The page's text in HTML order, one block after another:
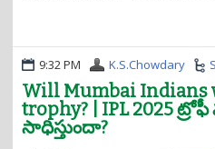
9:32 PM K.S.Chowdary
Will Mumbai Indians
trophy? | IPL 2025
సాధిస్తుందా?